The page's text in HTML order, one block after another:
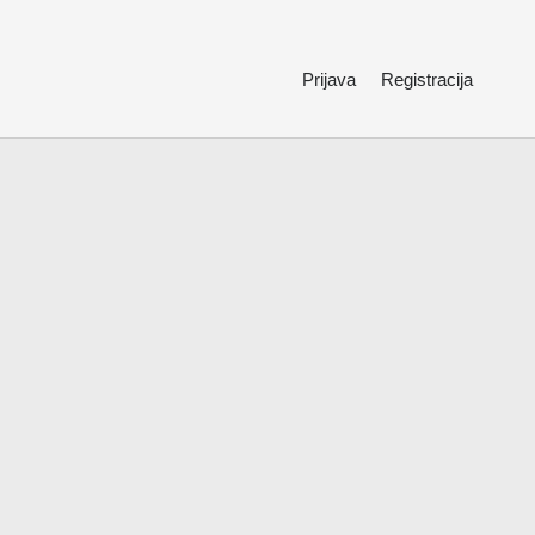
Prijava Registracija